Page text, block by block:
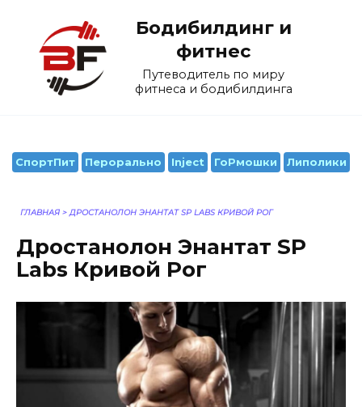
содержанию
Бодибилдинг и
фитнес
Путеводитель по миру
фитнеса и бодибилдинга
СпортПит Перорально Inject ГоРмошки Липолики
ГЛАВНАЯ > ДРОСТАНОЛОН ЭНАНТАТ SP LABS КРИВОЙ РОГ
Дростанолон Энантат SP
Labs Кривой Рог